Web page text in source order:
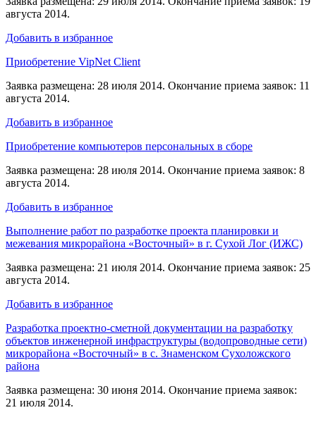
августа 2014.
Добавить в избранное
Приобретение VipNet Client
Заявка размещена: 28 июля 2014. Окончание приема заявок: 11
августа 2014.
Добавить в избранное
Приобретение компьютеров персональных в сборе
Заявка размещена: 28 июля 2014. Окончание приема заявок: 8
августа 2014.
Добавить в избранное
Выполнение работ по разработке проекта планировки и
межевания микрорайона «Восточный» в г. Сухой Лог (ИЖС)
Заявка размещена: 21 июля 2014. Окончание приема заявок: 25
августа 2014.
Добавить в избранное
Разработка проектно-сметной документации на разработку
объектов инженерной инфраструктуры (водопроводные сети)
микрорайона «Восточный» в с. Знаменском Сухоложского
района
Заявка размещена: 30 июня 2014. Окончание приема заявок:
21 июля 2014.